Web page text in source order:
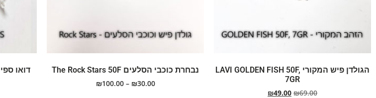
הגולדן פיש המקורי LAVI GOLDEN FISH 50F,
7GR
₪69.00
₪49.00
נבחרת כוכבי הסלעים The Rock Stars 50F
₪30.00
–
₪100.00